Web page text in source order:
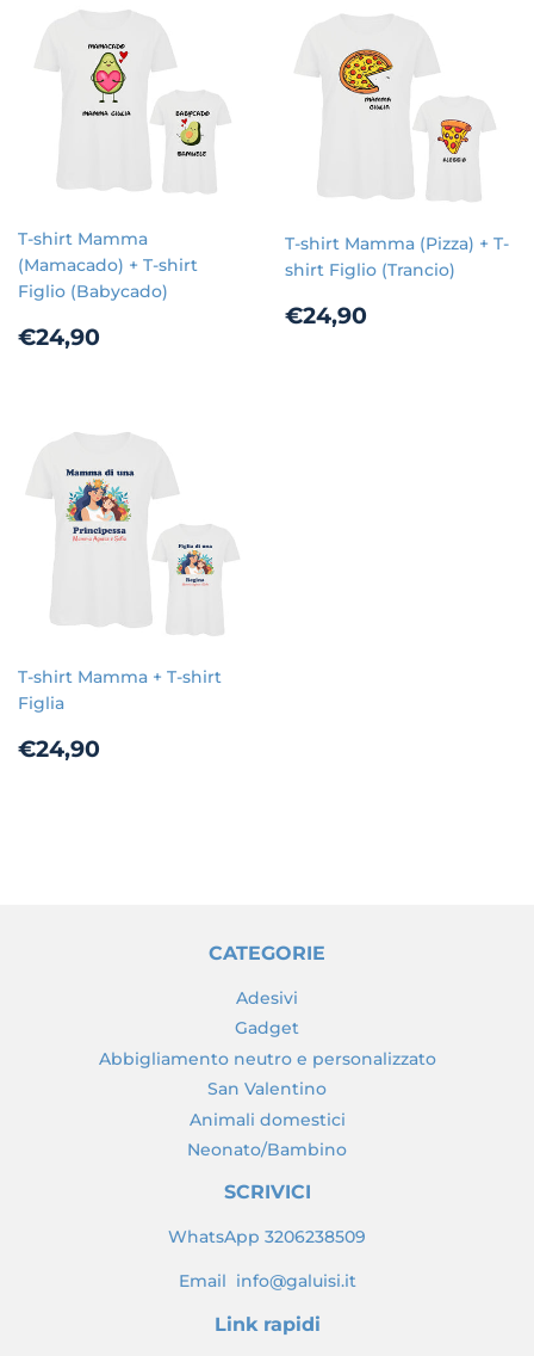
T-shirt Mamma
(Mamacado) + T-shirt
Figlio (Babycado)
Prezzo
€24,90
T-shirt Mamma (Pizza) + T-
shirt Figlio (Trancio)
Prezzo
€24,90
T-shirt Mamma + T-shirt
Figlia
Prezzo
€24,90
CATEGORIE
Adesivi
Gadget
Abbigliamento neutro e personalizzato
San Valentino
Animali domestici
Neonato/Bambino
SCRIVICI
WhatsApp 3206238509
Email info@galuisi.it
Link rapidi